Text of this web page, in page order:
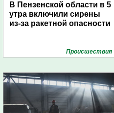
В Пензенской области в 5
утра включили сирены
из-за ракетной опасности
Проиcшествия